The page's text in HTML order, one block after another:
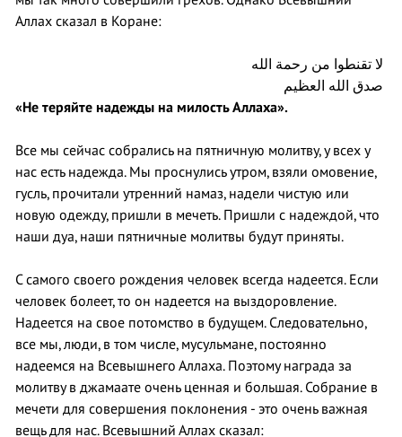
Аллах сказал в Коране:
«Не теряйте надежды на милость Аллаха».
Все мы сейчас собрались на пятничную молитву, у всех у
нас есть надежда. Мы проснулись утром, взяли омовение,
гусль, прочитали утренний намаз, надели чистую или
новую одежду, пришли в мечеть. Пришли с надеждой, что
наши дуа, наши пятничные молитвы будут приняты.
С самого своего рождения человек всегда надеется. Если
человек болеет, то он надеется на выздоровление.
Надеется на свое потомство в будущем. Следовательно,
все мы, люди, в том числе, мусульмане, постоянно
надеемся на Всевышнего Аллаха. Поэтому награда за
молитву в джамаате очень ценная и большая. Собрание в
мечети для совершения поклонения - это очень важная
вещь для нас. Всевышний Аллах сказал: